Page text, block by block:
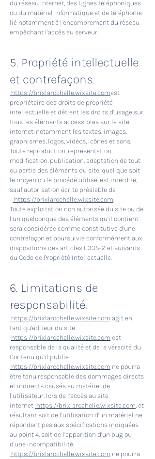
du réseau Internet, des lignes téléphoniques
ou du matériel informatique et de téléphonie
lié notamment à l’encombrement du réseau
empêchant l’accès au serveur.
5. Propriété intellectuelle
et contrefaçons.
https://brixlarochelle.wixsite.comest
propriétaire des droits de propriété
intellectuelle et détient les droits d’usage sur
tous les éléments accessibles sur le site
internet, notamment les textes, images,
graphismes, logos, vidéos, icônes et sons.
Toute reproduction, représentation,
modification, publication, adaptation de tout
ou partie des éléments du site, quel que soit
le moyen ou le procédé utilisé, est interdite,
sauf autorisation écrite préalable de
: https://brixlarochelle.wixsite.com.
Toute exploitation non autorisée du site ou de
l’un quelconque des éléments qu’il contient
sera considérée comme constitutive d’une
contrefaçon et poursuivie conformément aux
dispositions des articles L.335-2 et suivants
du Code de Propriété Intellectuelle.
6. Limitations de
responsabilité.
https://brixlarochelle.wixsite.com agit en
tant qu’éditeur du site.
https://brixlarochelle.wixsite.com est
responsable de la qualité et de la véracité du
Contenu qu’il publie.
https://brixlarochelle.wixsite.com ne pourra
être tenu responsable des dommages directs
et indirects causés au matériel de
l’utilisateur, lors de l’accès au site
internet https://brixlarochelle.wixsite.com, et
résultant soit de l’utilisation d’un matériel ne
répondant pas aux spécifications indiquées
au point 4, soit de l’apparition d’un bug ou
d’une incompatibilité.
https://brixlarochelle.wixsite.com ne pourra